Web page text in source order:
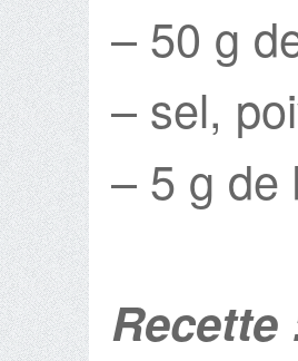
– 50 g
– sel,
– 5 g de
Recette